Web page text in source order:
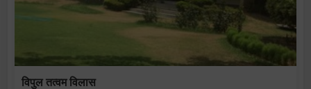
विपुल तत्वम विलास